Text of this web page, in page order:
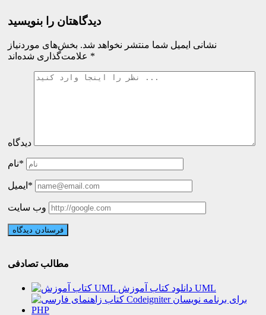
دیدگاهتان را بنویسید
نشانی ایمیل شما منتشر نخواهد شد. بخش‌های موردنیاز
*
دیدگاه
نام*
ایمیل*
وب سایت
مطالب تصادفی
دانلود کتاب آموزش UML